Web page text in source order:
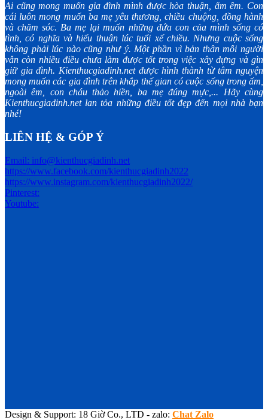
Ai cũng mong muốn gia đình mình được hòa thuận, ấm êm. Con
cái luôn mong muốn ba mẹ yêu thương, chiều chuộng, đồng hành
và chăm sóc. Ba mẹ lại muốn những đứa con của mình sống có
tình, có nghĩa và hiếu thuận lúc tuổi xế chiều. Nhưng cuộc sống
không phải lúc nào cũng như ý. Một phần vì bản thân mỗi người
vẫn còn nhiều điều chưa làm được tốt trong việc xây dựng và gìn
giữ gia đình. Kienthucgiadinh.net được hình thành từ tâm nguyện
mong muốn các gia đình trên khắp thế gian có cuộc sống trong ấm,
ngoài êm, con cháu thảo hiền, ba mẹ đúng mực,... Hãy cùng
Kienthucgiadinh.net lan tỏa những điều tốt đẹp đến mọi nhà bạn
nhé!
LIÊN HỆ & GÓP Ý
Email: info@kienthucgiadinh.net
https://www.facebook.com/kienthucgiadinh2022
https://www.instagram.com/kienthucgiadinh2022/
Pinterest:
Youtube:
Design & Support: 18 Giờ Co., LTD - zalo: Chat Zalo